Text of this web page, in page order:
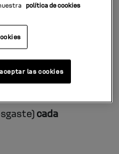
la garantía de un
el embrague?
coincide en que
cada
política de cookies
aceptar las cookies